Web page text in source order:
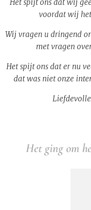
Het spijt ons dat wij
voordat wij
Wij vragen u dringend
met vragen
Het spijt ons dat er nu
dat was niet onze
Het ging om